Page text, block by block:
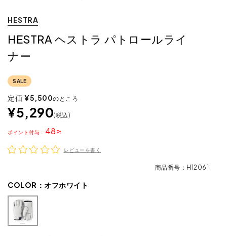
HESTRA
HESTRA ヘストラ パトロールライ
ナー
SALE
定価 ¥5,500のところ
¥5,290 税込
48
ポイント
レビューを書く
商品番号 H12061
COLOR： オフホワイト